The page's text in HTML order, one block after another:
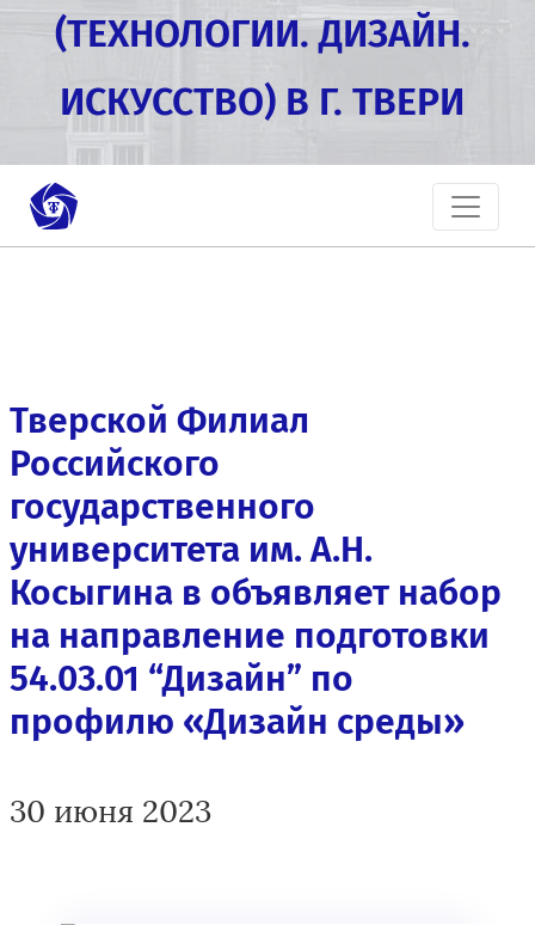
(ТЕХНОЛОГИИ. ДИЗАЙН.
ИСКУССТВО) В Г. ТВЕРИ
Тверской Филиал
Российского
государственного
университета им. А.Н.
Косыгина в объявляет набор
на направление подготовки
54.03.01 “Дизайн” по
профилю «Дизайн среды»
30 июня 2023